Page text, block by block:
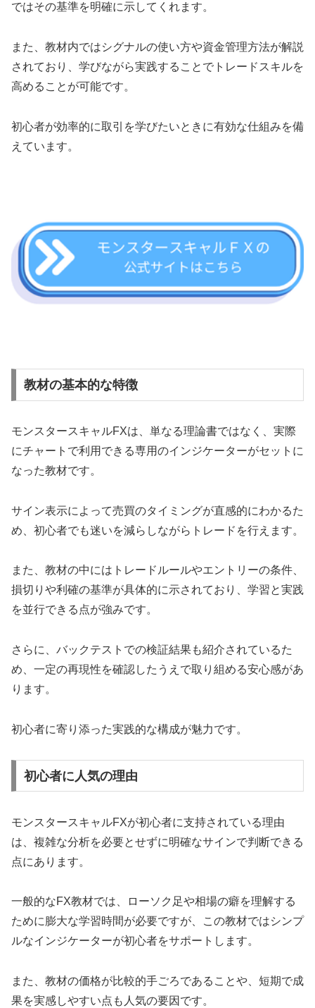
ではその基準を明確に示してくれます。
また、教材内ではシグナルの使い方や資金管理方法が解説
されており、学びながら実践することでトレードスキルを
高めることが可能です。
初心者が効率的に取引を学びたいときに有効な仕組みを備
えています。
教材の基本的な特徴
モンスタースキャルFXは、単なる理論書ではなく、実際
にチャートで利用できる専用のインジケーターがセットに
なった教材です。
サイン表示によって売買のタイミングが直感的にわかるた
め、初心者でも迷いを減らしながらトレードを行えます。
また、教材の中にはトレードルールやエントリーの条件、
損切りや利確の基準が具体的に示されており、学習と実践
を並行できる点が強みです。
さらに、バックテストでの検証結果も紹介されているた
め、一定の再現性を確認したうえで取り組める安心感があ
ります。
初心者に寄り添った実践的な構成が魅力です。
初心者に人気の理由
モンスタースキャルFXが初心者に支持されている理由
は、複雑な分析を必要とせずに明確なサインで判断できる
点にあります。
一般的なFX教材では、ローソク足や相場の癖を理解する
ために膨大な学習時間が必要ですが、この教材ではシンプ
ルなインジケーターが初心者をサポートします。
また、教材の価格が比較的手ごろであることや、短期で成
果を実感しやすい点も人気の要因です。